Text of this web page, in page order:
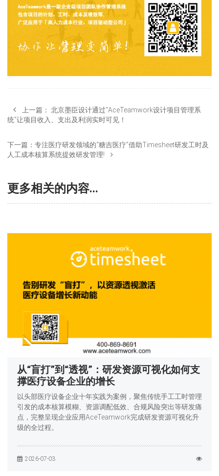
上一篇： 北京墨臣设计通过“AceTeamwork设计项目管理系
统”让项目收入、支出及利润实时可见！
下一篇： 专注医疗研发领域的“糖吉医疗”借助Timesheet研发工时及
人工成本核算系统提效研发管理!
更多相关的内容...
从“盲打”到“透视”：研发资源可视化如何支
撑医疗设备企业的增长
以头部医疗设备企业十年实践为案例，聚焦传统手工工时管理
引发的成本核算模糊、资源调配低效、合规风险突出等研发痛
点，完整呈现企业应用AceTeamwork完成研发资源可视化升
级的全过程。
2026-07-03